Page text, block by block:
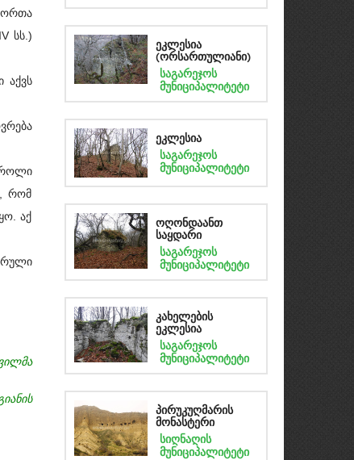
სს.)
აქვს
როლი
რომ
აქ
ეკლესია
(ორსართულიანი)
საგარეჯოს
მუნიციპალიტეტი
ეკლესია
საგარეჯოს
მუნიციპალიტეტი
ოღონდაანთ
საყდარი
საგარეჯოს
მუნიციპალიტეტი
კახელების
ეკლესია
საგარეჯოს
მუნიციპალიტეტი
პირუკუღმარის
მონასტერი
სიღნაღის
მუნიციპალიტეტი